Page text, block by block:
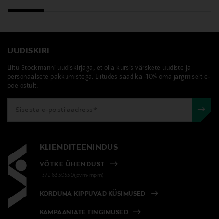
UUDISKIRI
Liitu Stockmanni uudiskirjaga, et olla kursis värskete uudiste ja
personaalsete pakkumistega. Liitudes saad ka -10% oma järgmiselt e-
poe ostult.
KLIENDITEENINDUS
VÕTKE ÜHENDUST
+372 6339539(pvm/mpm)
KORDUMA KIPPUVAD KÜSIMUSED
KAMPAANIATE TINGIMUSED